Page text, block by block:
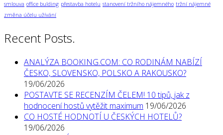
smlouva office bulding přestavba hotelu stanovení tržního nájemného tržní nájemné
změna účelu užívání
Recent Posts.
ANALÝZA BOOKING.COM: CO RODINÁM NABÍZÍ
ČESKO, SLOVENSKO, POLSKO A RAKOUSKO?
19/06/2026
POSTAVTE SE RECENZÍM ČELEM! 10 tipů, jak z
hodnocení hostů vytěžit maximum 19/06/2026
CO HOSTÉ HODNOTÍ U ČESKÝCH HOTELŮ?
19/06/2026